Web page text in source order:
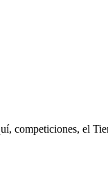
competiciones, el